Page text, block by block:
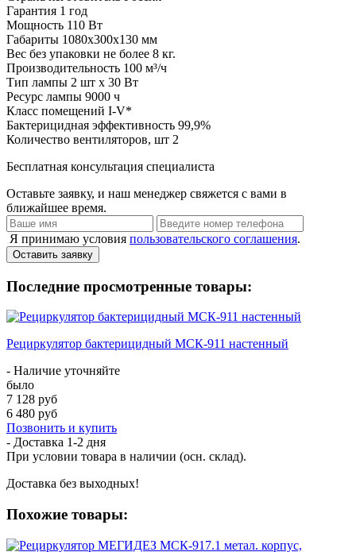
Гарантия 1 год
Мощность 110 Вт
Габариты 1080х300х130 мм
Вес без упаковки не более 8 кг.
Производительность 100 м³/ч
Тип лампы 2 шт х 30 Вт
Ресурс лампы 9000 ч
Класс помещений I-V*
Бактерицидная эффективность 99,9%
Количество вентиляторов, шт 2
Бесплатная консультация специалиста
Оставьте заявку, и наш менеджер свяжется с вами в
ближайшее время.
Я принимаю условия пользовательского соглашения.
Оставить заявку
Последние просмотренные товары:
Рециркулятор бактерицидный МСК-911 настенный
- Наличие уточняйте
было
7 128 руб
6 480 руб
Позвонить и купить
- Доставка 1-2 дня
При условии товара в наличии (осн. склад).
Доставка без выходных!
Похожие товары: